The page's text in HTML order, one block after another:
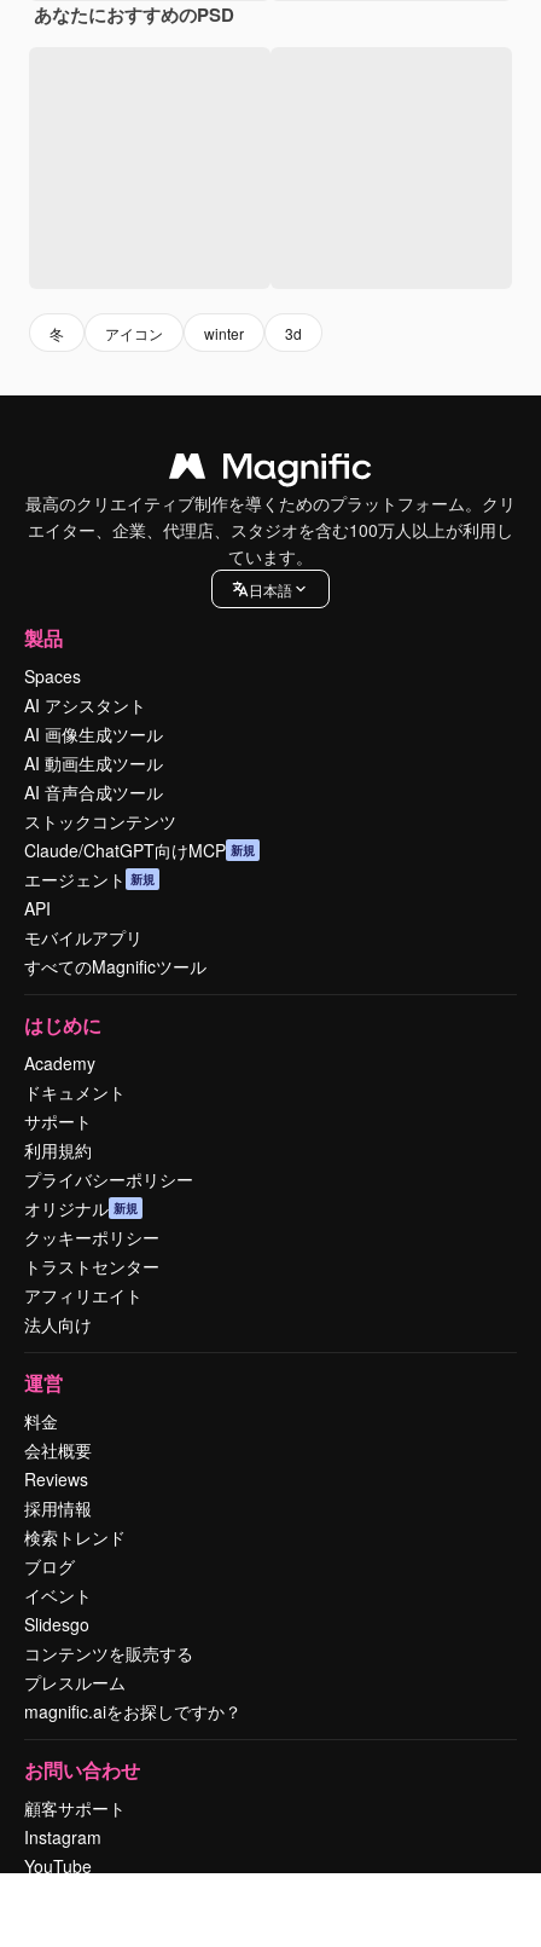
あなたにおすすめのPSD
冬 アイコン winter 3d
最高のクリエイティブ制作を導くためのプラットフォーム。クリ
エイター、企業、代理店、スタジオを含む100万人以上が利用し
ています。
日本語
製品
Spaces
AI アシスタント
AI 画像生成ツール
AI 動画生成ツール
AI 音声合成ツール
ストックコンテンツ
Claude/ChatGPT向けMCP 新規
エージェント 新規
API
モバイルアプリ
すべてのMagnificツール
はじめに
Academy
ドキュメント
サポート
利用規約
プライバシーポリシー
オリジナル 新規
クッキーポリシー
トラストセンター
アフィリエイト
法人向け
運営
料金
会社概要
Reviews
採用情報
検索トレンド
ブログ
イベント
Slidesgo
コンテンツを販売する
プレスルーム
magnific.aiをお探しですか？
お問い合わせ
顧客サポート
Instagram
YouTube